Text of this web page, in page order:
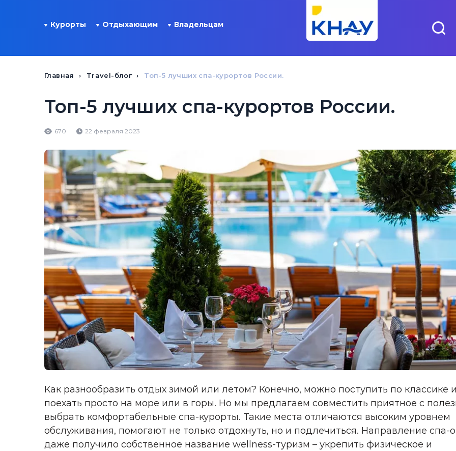
Курорты Отдыхающим Владельцам
Главная Travel-блог Топ-5 лучших спа-курортов России.
Топ-5 лучших спа-курортов России.
670 22 февраля 2023
Как разнообразить отдых зимой или летом? Конечно, можно поступить по классике
поехать просто на море или в горы. Но мы предлагаем совместить приятное с
выбрать комфортабельные спа-курорты. Такие места отличаются высоким уровнем
обслуживания, помогают не только отдохнуть, но и подлечиться. Направление спа-
даже получило собственное название wellness-туризм – укрепить физическое и